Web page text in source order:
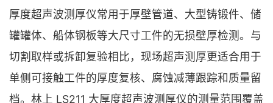
厚度超声波测厚仪常用于厚壁管道、大型铸锻件、储
罐罐体、船体钢板等大尺寸工件的无损壁厚检测。与
切割取样或拆卸复验相比，现场超声测厚更适合用于
单侧可接触工件的厚度复核、腐蚀减薄跟踪和质量留
档。林上 LS211 大厚度超声波测厚仪的测量范围覆盖